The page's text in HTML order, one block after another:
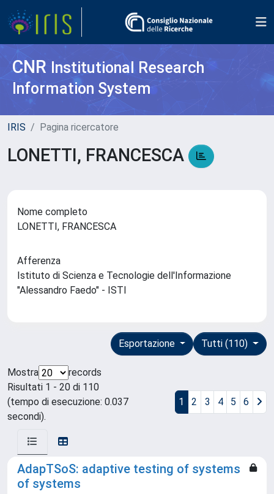
CNR Institutional Research
Information System
IRIS Pagina ricercatore
LONETTI, FRANCESCA
Nome completo
LONETTI, FRANCESCA
Afferenza
Istituto di Scienza e Tecnologie dell'Informazione
"Alessandro Faedo" - ISTI
Tutti (110)
Esportazione
Mostra
records
Risultati 1 - 20 di 110
(tempo di esecuzione: 0.037
secondi).
1 2 3 4 5 6
AdapTSoS: adaptive testing of systems
of systems